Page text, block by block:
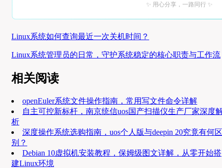
✨ 用心分享，一路同行 ✨
Linux系统如何查询最近一次关机时间？
Linux系统管理员的日常，守护系统稳定的核心职责与工作流
相关阅读
openEuler系统文件操作指南，常用写文件命令详解
自主可控新标杆，南京统信uos国产扫描仪生产厂家深度
析
深度操作系统选购指南，uos个人版与deepin 20究竟有何区
别？
Debian 10虚拟机安装教程，保姆级图文详解，从零开始搭
建Linux环境